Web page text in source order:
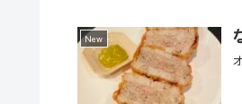
New